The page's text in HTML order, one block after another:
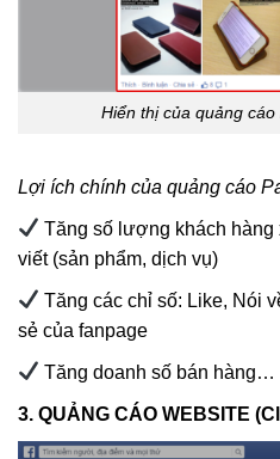
Hiển thị của quảng
Lợi ích chính của quảng cáo
Tăng số lượng khách
viết (sản phẩm, dịch vụ)
Tăng các chỉ số: Like, Nói
sẻ của fanpage
Tăng doanh số bán hàng…
3. QUẢNG CÁO WEBSITE